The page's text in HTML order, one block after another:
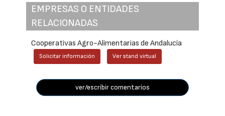
EMPRESAS O ENTIDADES
RELACIONADAS
Cooperativas Agro-Alimentarias de Andalucía
Solicitar información Ver stand virtual
ver/escribir comentarios